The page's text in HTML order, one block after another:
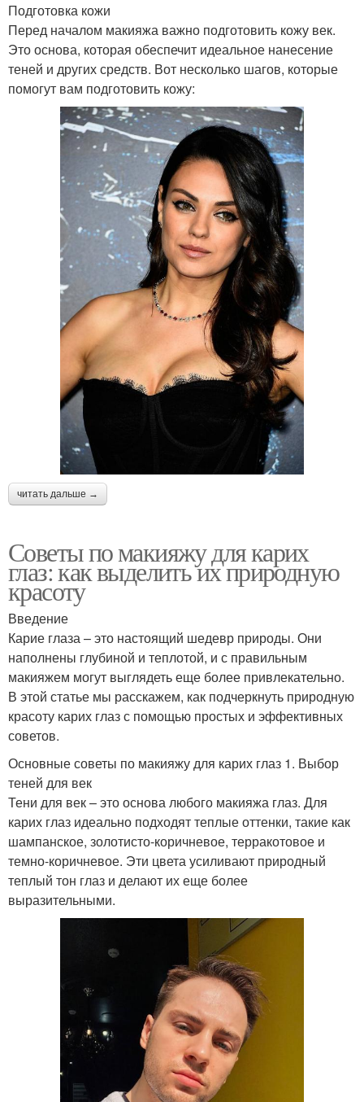
Подготовка кожи
Перед началом макияжа важно подготовить кожу век.
Это основа, которая обеспечит идеальное нанесение
теней и других средств. Вот несколько шагов, которые
помогут вам подготовить кожу:
читать дальше →
Советы по макияжу для карих
глаз: как выделить их природную
красоту
Введение
Карие глаза – это настоящий шедевр природы. Они
наполнены глубиной и теплотой, и с правильным
макияжем могут выглядеть еще более привлекательно.
В этой статье мы расскажем, как подчеркнуть природную
красоту карих глаз с помощью простых и эффективных
советов.
Основные советы по макияжу для карих глаз 1. Выбор
теней для век
Тени для век – это основа любого макияжа глаз. Для
карих глаз идеально подходят теплые оттенки, такие как
шампанское, золотисто-коричневое, терракотовое и
темно-коричневое. Эти цвета усиливают природный
теплый тон глаз и делают их еще более
выразительными.